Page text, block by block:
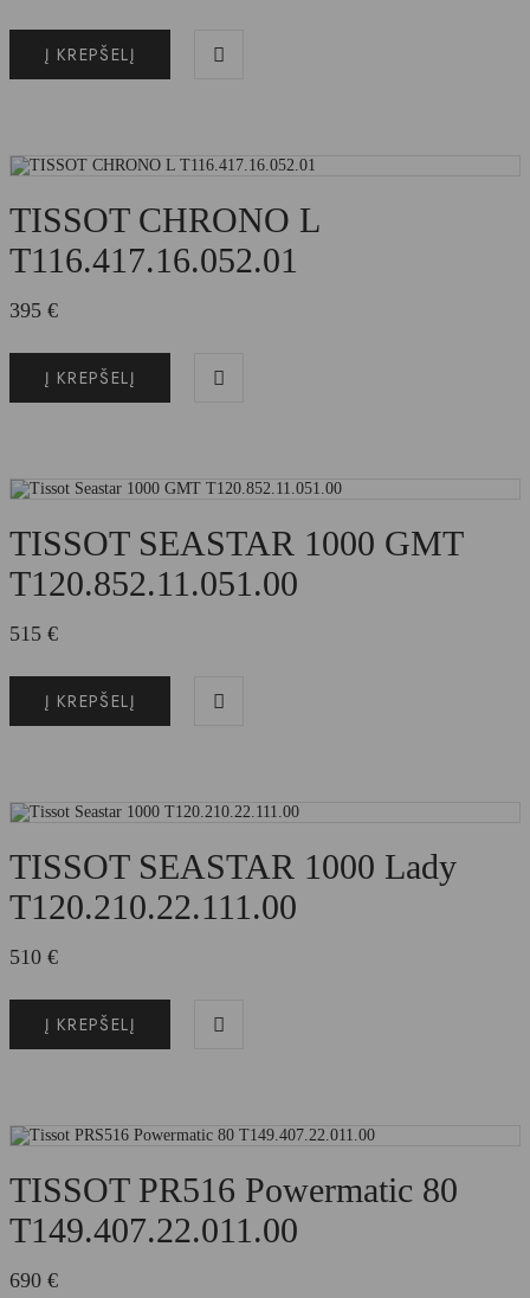
Į KREPŠELĮ
TISSOT CHRONO L
T116.417.16.052.01
395 €
Į KREPŠELĮ
TISSOT SEASTAR 1000 GMT
T120.852.11.051.00
515 €
Į KREPŠELĮ
TISSOT SEASTAR 1000 Lady
T120.210.22.111.00
510 €
Į KREPŠELĮ
TISSOT PR516 Powermatic 80
T149.407.22.011.00
690 €